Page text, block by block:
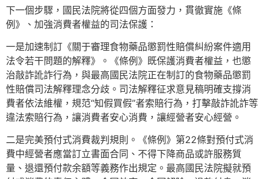
下一個步驟，國民法院將從四個方面發力，貫徹實施《條
例》、加強消費者權益的司法保護：
一是加速制訂《關于審理食物藥品懲罰性賠償糾紛案件適用
法令若干問題的解釋》。《條例》既保護消費者權益，也懲
治敲詐訛詐行為，與最高國民法院正在制訂的食物藥品懲罰
性賠償司法解釋理念分歧。司法解釋征求意見稿明確支撐消
費者依法維權，規范“知假買假”者索賠行為，打擊敲詐訛詐等
違法索賠行為，讓消費者安心消費，讓經營者安心經營。
二是完美預付式消費裁判規則。《條例》第22條對預付式消
費中經營者應當訂立書面合同、不得下降商品或許服務質
量、退還預付款余額等義務作出規定。最高國民法院擬就預